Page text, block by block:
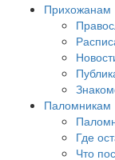
Прихожанам
Паломникам
Где
Что